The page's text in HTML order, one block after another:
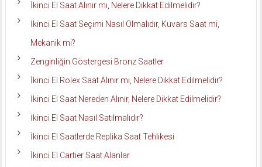
İkinci El Saat Alınır mı, Nelere Dikkat Edilmelidir?
İkinci El Saat Seçimi Nasıl Olmalıdır, Kuvars Saat mi,
Mekanik mi?
Zenginliğin Göstergesi Bronz Saatler
İkinci El Rolex Saat Alınır mı, Nelere Dikkat Edilmelidir?
İkinci El Saat Nereden Alınır, Nelere Dikkat Edilmelidir?
İkinci El Saat Nasıl Satılmalıdır?
İkinci El Saatlerde Replika Saat Tehlikesi
İkinci El Cartier Saat Alanlar